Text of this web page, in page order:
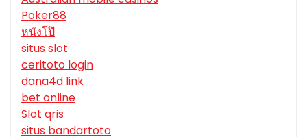
Poker88
หนังโป๊
situs slot
ceritoto login
dana4d link
bet online
Slot qris
situs bandartoto